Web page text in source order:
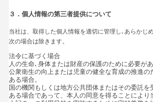
３．個人情報の第三者提供について
当社は、取得した個人情報を適切に管理し､あらかじ
次の場合は除きます。
法令に基づく場合
人の生命､身体または財産の保護のために必要が
公衆衛生の向上または児童の健全な育成の推進
ある場合。
国の機関もしくは地方公共団体またはその委託
ある場合であって、本人の同意を得ることにより